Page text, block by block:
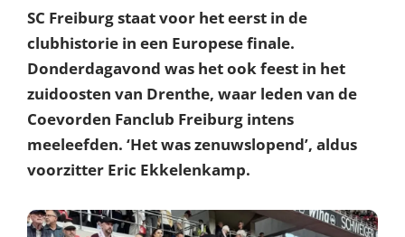
Groundhopverhalen
De fans
Achtergrond
SC Freiburg staat voor het eerst in de
clubhistorie in een Europese finale.
Donderdagavond was het ook feest in het
zuidoosten van Drenthe, waar leden van de
Coevorden Fanclub Freiburg intens
meeleefden. ‘Het was zenuwslopend’, aldus
voorzitter Eric Ekkelenkamp.